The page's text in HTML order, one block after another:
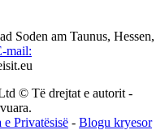
Soden am Taunus, Hessen,
mail:
© Të drejtat e autorit -
Privatësisë - Blogu kryesor